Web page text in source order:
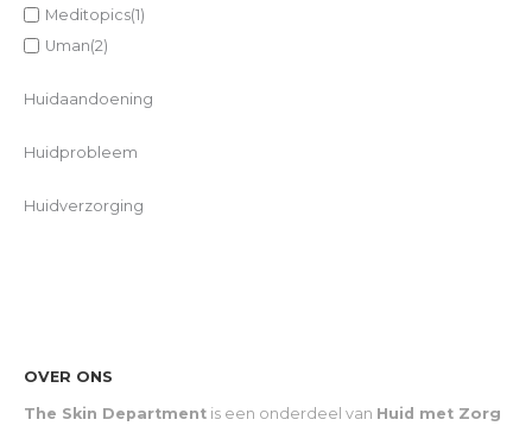
Meditopics(1)
Uman(2)
Huidaandoening
Huidprobleem
Huidverzorging
OVER ONS
The Skin Department is een onderdeel van Huid met Zorg